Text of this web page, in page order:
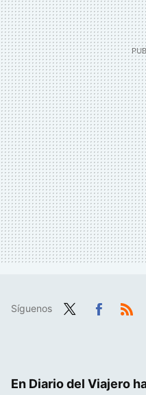
Síguenos
En Diario del Viajero